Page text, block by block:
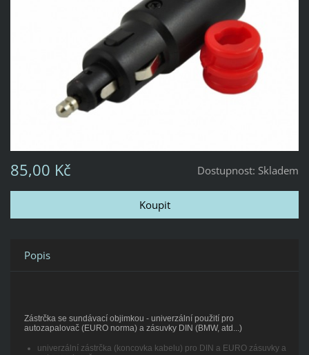
Dostupnost: Skladem
85,00 Kč
Popis
Zástrčka se sundávací objimkou - univerzální použití pro
autozapalovač (EURO norma) a zásuvky DIN (BMW, atd...)
univerzální zástrčka (koncovka kabelu) pro DIN a EURO zásuvky a